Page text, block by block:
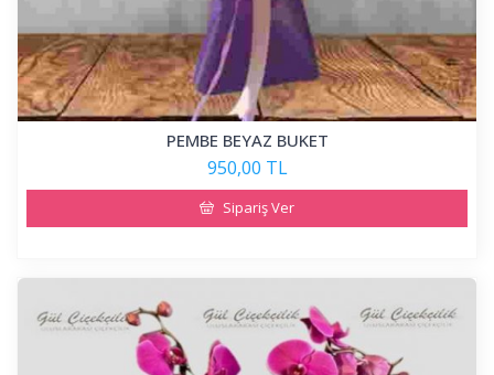
PEMBE BEYAZ BUKET
950,00 TL
Sipariş Ver